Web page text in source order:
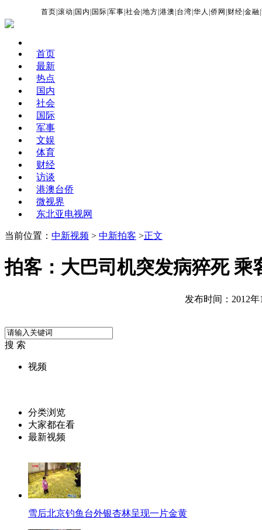
首页 |滚动 国内 国际 |军事 |社会 |地方 |港澳 台湾 |华人 |侨网 财经 |金融 |
首页
最新
热点
国内
社会
国际
军事
文娱
体育
财经
访谈
港澳台侨
微视界
东北亚电视网
当前位置： 中新视频 > 中新拍客 >正文
拍客：大巴司机突发病猝死 乘
发布时间：2012年
搜 索
视频
分类浏览
大家都在看
最新视频
雪后北京钓鱼台外银杏林呈现一片金黄